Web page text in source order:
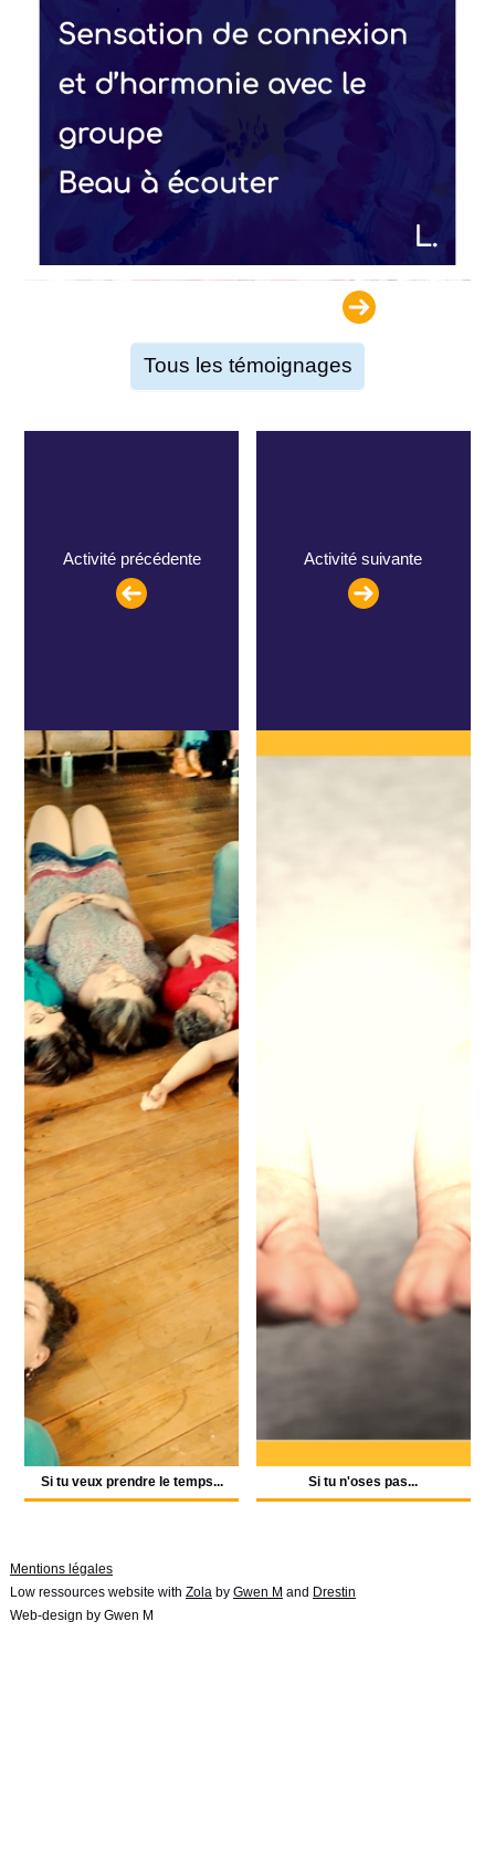
Tous les témoignages
Si tu veux prendre le temps...
Activité précédente Activité suivante
Si tu n'oses pas...
Mentions légales
Low ressources website with Zolaby Gwen M and Drestin
Web-design by Gwen M